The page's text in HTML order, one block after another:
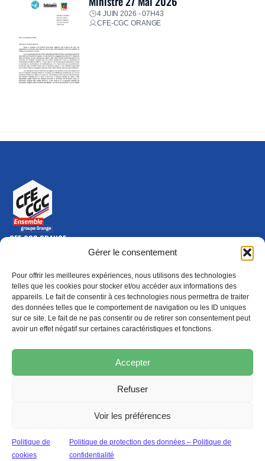
Gérer le consentement
Pour offrir les meilleures expériences, nous utilisons des technologies
telles que les cookies pour stocker et/ou accéder aux informations des
appareils. Le fait de consentir à ces technologies nous permettra de traiter
des données telles que le comportement de navigation ou les ID uniques
sur ce site. Le fait de ne pas consentir ou de retirer son consentement peut
avoir un effet négatif sur certaines caractéristiques et fonctions.
Accepter
Refuser
Voir les préférences
Politique de
cookies
Politique de protection des données – Politique de
confidentialité
4 JUIN 2026 - 07H43
CFE-CGC ORANGE
CFE-CGC ORANGE
10-12 rue Saint Amand, 75015 Paris Cedex 15
Nous contacter
01 46 79 28 74
S'ABONNER(NOUVELLE FENÊTRE)
ADHÉRER
Épargne
(nouvelle fenêtre) Formation
(nouvelle fenêtre)
POLITIQUE DE COOKIES